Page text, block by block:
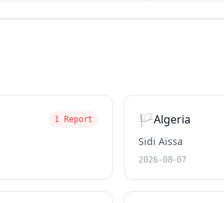
1 Report 🏳️Algeria
Sidi Aïssa
2026-08-07